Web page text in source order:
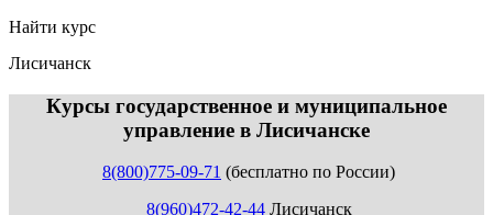
Найти курс
Лисичанск
Курсы государственное и муниципальное
управление в Лисичанске
8(800)775-09-71 (бесплатно по России)
8(960)472-42-44Лисичанск